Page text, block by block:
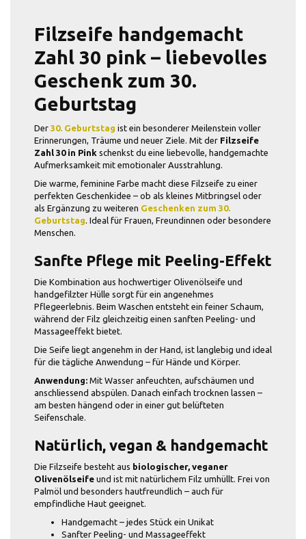
Filzseife handgemacht
Zahl 30 pink – liebevolles
Geschenk zum 30.
Geburtstag
Der 30. Geburtstag ist ein besonderer Meilenstein voller
Erinnerungen, Träume und neuer Ziele. Mit der Filzseife
Zahl 30 in Pink schenkst du eine liebevolle, handgemachte
Aufmerksamkeit mit emotionaler Ausstrahlung.
Die warme, feminine Farbe macht diese Filzseife zu einer
perfekten Geschenkidee – ob als kleines Mitbringsel oder
als Ergänzung zu weiteren Geschenken zum 30.
Geburtstag. Ideal für Frauen, Freundinnen oder besondere
Menschen.
Sanfte Pflege mit Peeling-Effekt
Die Kombination aus hochwertiger Olivenölseife und
handgefilzter Hülle sorgt für ein angenehmes
Pflegeerlebnis. Beim Waschen entsteht ein feiner Schaum,
während der Filz gleichzeitig einen sanften Peeling- und
Massageeffekt bietet.
Die Seife liegt angenehm in der Hand, ist langlebig und ideal
für die tägliche Anwendung – für Hände und Körper.
Anwendung: Mit Wasser anfeuchten, aufschäumen und
anschliessend abspülen. Danach einfach trocknen lassen –
am besten hängend oder in einer gut belüfteten
Seifenschale.
Natürlich, vegan & handgemacht
Die Filzseife besteht aus biologischer, veganer
Olivenölseife und ist mit natürlichem Filz umhüllt. Frei von
Palmöl und besonders hautfreundlich – auch für
empfindliche Haut geeignet.
Handgemacht – jedes Stück ein Unikat
Sanfter Peeling- und Massageeffekt